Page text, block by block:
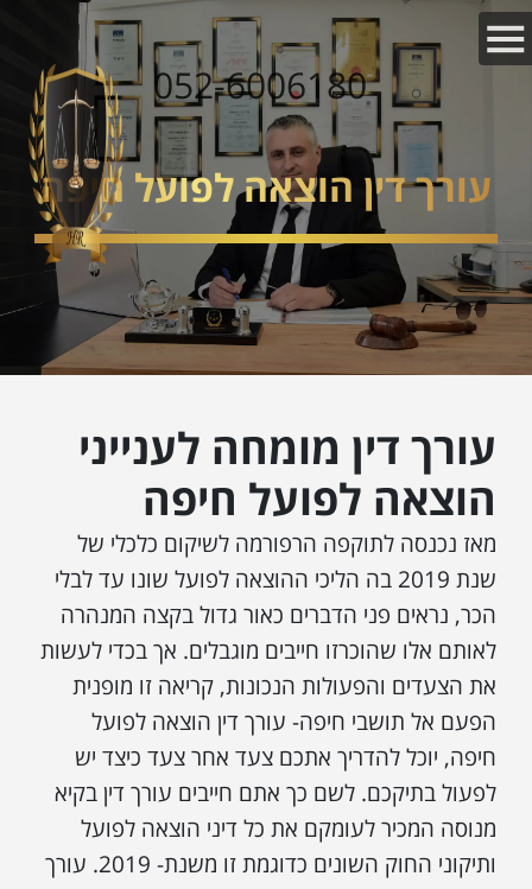
052-6006180
עורך דין הוצאה לפועל חיפה
עורך דין מומחה לענייני
הוצאה לפועל חיפה
מאז נכנסה לתוקפה הרפורמה לשיקום כלכלי של
שנת 2019 בה הליכי ההוצאה לפועל שונו עד לבלי
הכר, נראים פני הדברים כאור גדול בקצה המנהרה
לאותם אלו שהוכרזו חייבים מוגבלים. אך בכדי לעשות
את הצעדים והפעולות הנכונות, קריאה זו מופנית
הפעם אל תושבי חיפה- עורך דין הוצאה לפועל
חיפה, יוכל להדריך אתכם צעד אחר צעד כיצד יש
לפעול בתיקכם. לשם כך אתם חייבים עורך דין בקיא
מנוסה המכיר לעומקם את כל דיני הוצאה לפועל
ותיקוני החוק השונים כדוגמת זו משנת- 2019. עורך